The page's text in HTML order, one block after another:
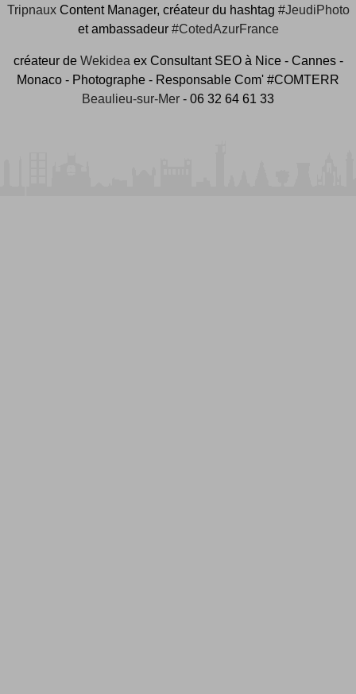
TripnauxContent Manager, créateur du hashtag #JeudiPhoto
et ambassadeur #CotedAzurFrance
créateur de Wekidea ex Consultant SEO à Nice - Cannes -
Monaco - Photographe - Responsable Com' #COMTERR
Beaulieu-sur-Mer - 06 32 64 61 33